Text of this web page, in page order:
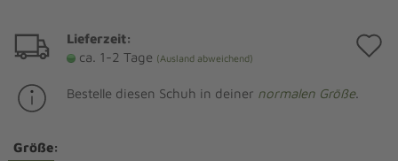
Lieferzeit:
ca. 1-2 Tage (Ausland abweichend)
Bestelle diesen Schuh in deiner normalen Größe.
Größe: